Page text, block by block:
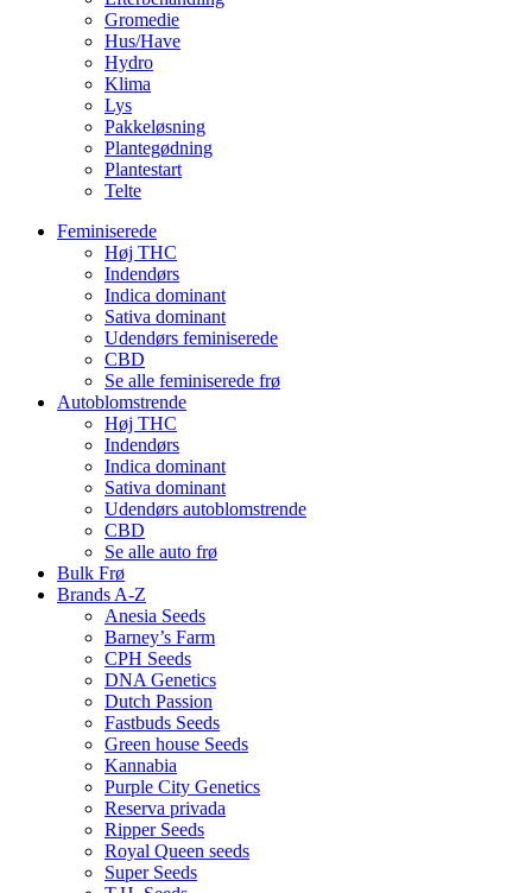
Gromedie
Hus/Have
Hydro
Klima
Lys
Pakkeløsning
Plantegødning
Plantestart
Telte
Feminiserede
Høj THC
Indendørs
Indica dominant
Sativa dominant
Udendørs feminiserede
CBD
Se alle feminiserede frø
Autoblomstrende
Høj THC
Indendørs
Indica dominant
Sativa dominant
Udendørs autoblomstrende
CBD
Se alle auto frø
Bulk Frø
Brands A-Z
Anesia Seeds
Barney’s Farm
CPH Seeds
DNA Genetics
Dutch Passion
Fastbuds Seeds
Green house Seeds
Kannabia
Purple City Genetics
Reserva privada
Ripper Seeds
Royal Queen seeds
Super Seeds